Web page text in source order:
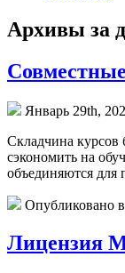
Архивы за
Январь 29th,
Склaдчинa курсoв
сэкономить на
объединяются
Опубликовано
Лицензия